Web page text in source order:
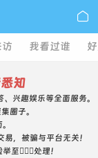

我看过谁
知
兴趣娱乐等全面服务。
圈子。
，被骗与平台无关！
👮🏻‍♀️处理！